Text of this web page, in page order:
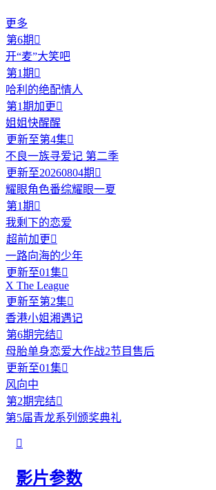
更多
第6期 
开“麦”大笑吧
第1期 
哈利的绝配情人
第1期加更 
姐姐快醒醒
更新至第4集
不良一族寻爱记 第二季
更新至20260804期 
耀眼角色番综耀眼一夏
第1期 
我剩下的恋爱
超前加更 
一路向海的少年
更新至01集
X The League
更新至第2集
香港小姐湘遇记
第6期完结
母胎单身恋爱大作战2节目售后
更新至01集
风向中
第2期完结
第5届青龙系列颁奖典礼

影片参数